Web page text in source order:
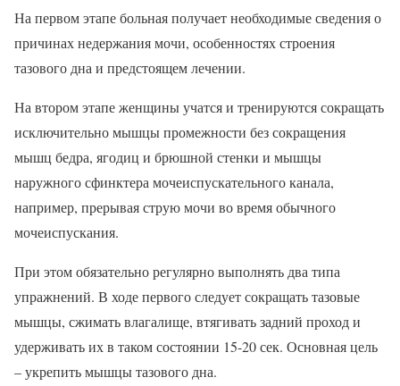
На первом этапе больная получает необходимые сведения о
причинах недержания мочи, особенностях строения
тазового дна и предстоящем лечении.
На втором этапе женщины учатся и тренируются сокращать
исключительно мышцы промежности без сокращения
мышц бедра, ягодиц и брюшной стенки и мышцы
наружного сфинктера мочеиспускательного канала,
например, прерывая струю мочи во время обычного
мочеиспускания.
При этом обязательно регулярно выполнять два типа
упражнений. В ходе первого следует сокращать тазовые
мышцы, сжимать влагалище, втягивать задний проход и
удерживать их в таком состоянии 15-20 сек. Основная цель
– укрепить мышцы тазового дна.